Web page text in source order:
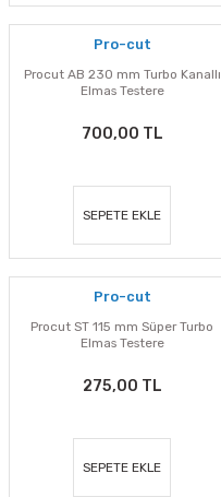
Pro-cut
Procut AB 230 mm Turbo Kanallı
Elmas Testere
700,00 TL
SEPETE EKLE
Pro-cut
Procut ST 115 mm Süper Turbo
Elmas Testere
275,00 TL
SEPETE EKLE